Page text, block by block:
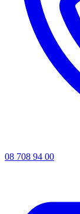
08 708 94 00